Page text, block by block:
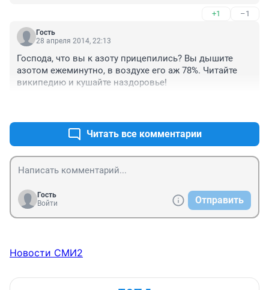
+1 –1
Гость
28 апреля 2014, 22:13
Господа, что вы к азоту прицепились? Вы дышите
азотом ежеминутно, в воздухе его аж 78%. Читайте
википедию и кушайте наздоровье!
Читать все комментарии
Гость
Войти
Отправить
Новости СМИ2